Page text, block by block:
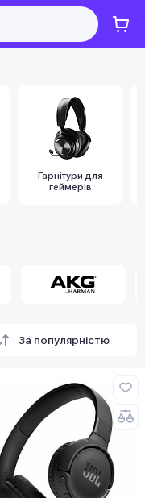
Гарнітури для
геймерів
За популярністю